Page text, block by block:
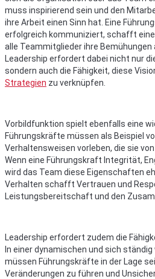
muss inspirierend sein und den
ihre Arbeit einen Sinn hat. Eine
erfolgreich kommuniziert, schafft
alle Teammitglieder ihre
Leadership erfordert dabei nicht nur
sondern auch die Fähigkeit, diese
Strategien zu verknüpfen.
Vorbildfunktion spielt ebenfalls eine
Führungskräfte müssen als Beispiel
Verhaltensweisen vorleben, die sie
Wenn eine Führungskraft Integrität,
wird das Team diese Eigenschaften
Verhalten schafft Vertrauen und
Leistungsbereitschaft und den
Leadership erfordert zudem die
In einer dynamischen und sich
müssen Führungskräfte in der Lage
Veränderungen zu führen und